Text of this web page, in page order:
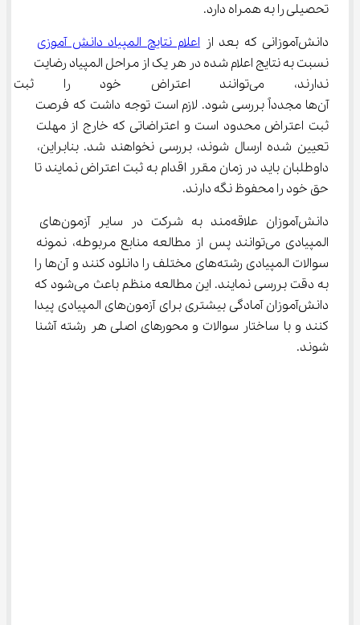
تحصیلی را به همراه دارد.
دانش‌آموزانی که بعد از
اعلام نتایج المپیاد دانش آموزی
نسبت به نتایج اعلام شده در هر یک از مراحل المپیاد رضایت
ندارند، می‌توانند اعتراض خود
آن‌ها مجدداً بررسی شود. لازم است توجه داشت که فرصت
ثبت اعتراض محدود است و اعتراضاتی که خارج از مهلت
تعیین شده ارسال شوند، بررسی نخواهند شد. بنابراین،
داوطلبان باید در زمان مقرر اقدام به ثبت اعتراض نمایند تا
حق خود را محفوظ نگه دارند.
دانش‌آموزان علاقه‌مند به شرکت در سایر آزمون‌های
المپیادی می‌توانند پس از مطالعه منابع مربوطه، نمونه
سوالات المپیادی رشته‌های مختلف را دانلود کنند و آن‌ها را
به دقت بررسی نمایند. این مطالعه منظم باعث می‌شود که
دانش‌آموزان آمادگی بیشتری برای آزمون‌های المپیادی پیدا
کنند و با ساختار سوالات و محورهای اصلی هر رشته آشنا
شوند.